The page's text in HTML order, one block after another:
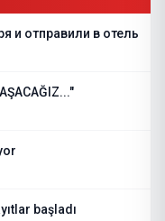
и отправили в отель
başladı